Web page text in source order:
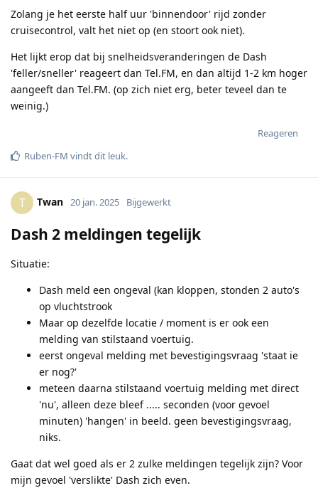
Zolang je het eerste half uur 'binnendoor' rijd zonder
cruisecontrol, valt het niet op (en stoort ook niet).
Het lijkt erop dat bij snelheidsveranderingen de Dash
'feller/sneller' reageert dan Tel.FM, en dan altijd 1-2 km hoger
aangeeft dan Tel.FM. (op zich niet erg, beter teveel dan te
weinig.)
Reageren
Ruben-FM vindt dit leuk.
T Twan 20 jan. 2025 Bijgewerkt
Dash 2 meldingen tegelijk
Situatie:
Dash meld een ongeval (kan kloppen, stonden 2 auto's
op vluchtstrook
Maar op dezelfde locatie / moment is er ook een
melding van stilstaand voertuig.
eerst ongeval melding met bevestigingsvraag 'staat ie
er nog?'
meteen daarna stilstaand voertuig melding met direct
'nu', alleen deze bleef ..... seconden (voor gevoel
minuten) 'hangen' in beeld. geen bevestigingsvraag,
niks.
Gaat dat wel goed als er 2 zulke meldingen tegelijk zijn? Voor
mijn gevoel 'verslikte' Dash zich even.